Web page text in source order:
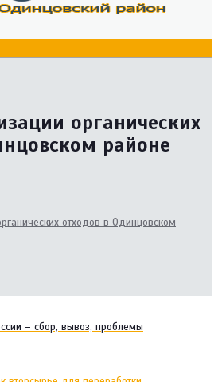
органических
районе
отходов в Одинцовском
– сбор, вывоз, проблемы